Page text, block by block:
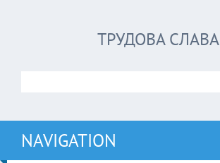
ТРУДОВА СЛАВА
NAVIGATION